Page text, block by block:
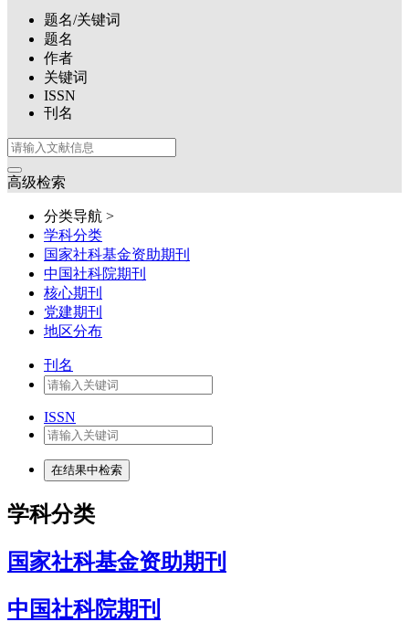
题名/关键词
题名
作者
关键词
ISSN
刊名
高级检索
分类导航 >
学科分类
国家社科基金资助期刊
中国社科院期刊
核心期刊
党建期刊
地区分布
刊名
ISSN
学科分类
国家社科基金资助期刊
中国社科院期刊